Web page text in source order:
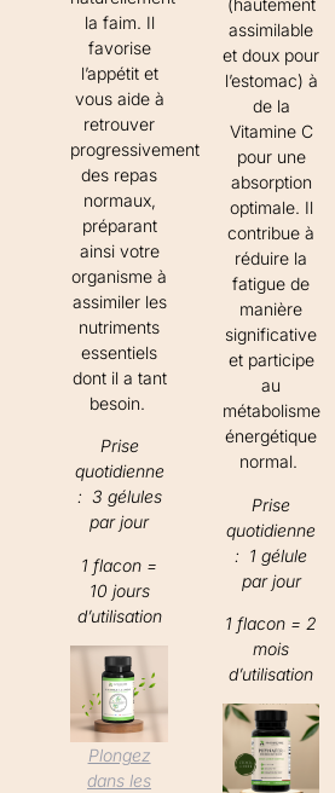
la faim. Il
favorise
l’appétit et
vous aide à
retrouver
progressivement
des repas
normaux,
préparant
ainsi votre
organisme à
assimiler les
nutriments
essentiels
dont il a tant
besoin.
Prise
quotidienne
: 3 gélules
par jour
1 flacon =
10 jours
d’utilisation
Plongez
dans les
(hautement
assimilable
et doux pour
l’estomac) à
de la
Vitamine C
pour une
absorption
optimale. Il
contribue à
réduire la
fatigue de
manière
significative
et participe
au
métabolisme
énergétique
normal.
Prise
quotidienne
: 1 gélule
par jour
1 flacon = 2
mois
d’utilisation